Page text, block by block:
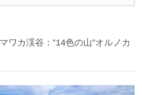
ワカ渓谷：‟14色の山”オルノカ